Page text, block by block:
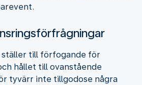
ställer till förfogande för
hållet till ovanstående
tyvärr inte tillgodose några